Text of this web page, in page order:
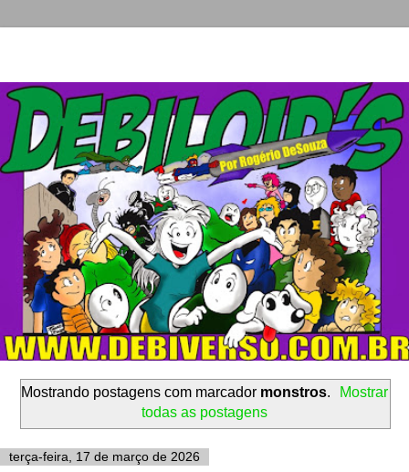
Mostrando postagens com marcador monstros.
Mostrar
todas as postagens
terça-feira, 17 de março de 2026